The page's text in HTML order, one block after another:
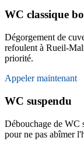
WC classique
Dégorgement de
refoulent à Rueil-
priorité.
Appeler maintenant
WC suspendu
Débouchage de WC
pour ne pas abîmer